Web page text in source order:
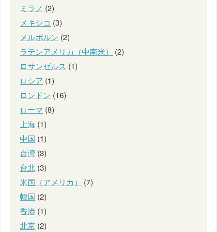
ミラノ (2)
メキシコ (3)
メルボルン (2)
ラテンアメリカ（中南米）
(2)
ロサンゼルス (1)
ロシア (1)
ロンドン (16)
ローマ (8)
上海 (1)
中国 (1)
台湾 (3)
台北 (3)
米国（アメリカ）
(7)
韓国 (2)
香港 (1)
北京 (2)